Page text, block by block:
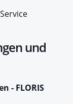
und
- FLORIS